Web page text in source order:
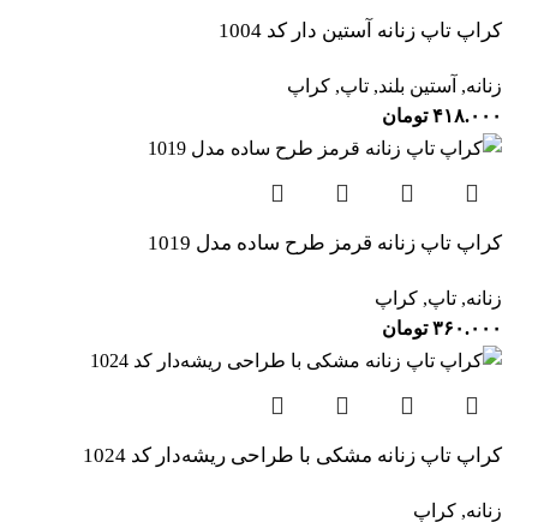
کراپ تاپ زنانه آستین دار کد 1004
زنانه, آستین بلند, تاپ, کراپ
۴۱۸.۰۰۰ تومان
کراپ تاپ زنانه قرمز طرح ساده مدل 1019
زنانه, تاپ, کراپ
۳۶۰.۰۰۰ تومان
کراپ تاپ زنانه مشکی با طراحی ریشه‌دار کد 1024
زنانه, کراپ